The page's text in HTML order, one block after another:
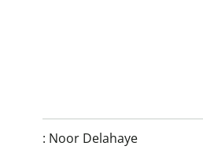
: Noor Delahaye